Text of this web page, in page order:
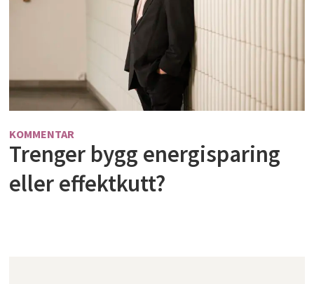
KOMMENTAR
Trenger bygg energisparing
eller effektkutt?